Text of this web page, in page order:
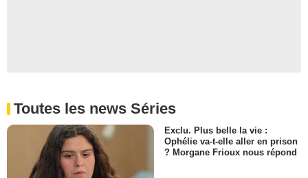
Toutes les news Séries
Exclu. Plus belle la vie :
Ophélie va-t-elle aller en prison
? Morgane Frioux nous répond